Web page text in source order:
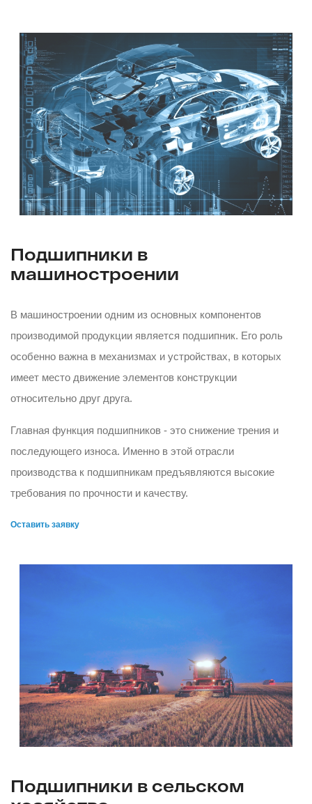
Подшипники в
машиностроении
В машиностроении одним из основных компонентов
производимой продукции является подшипник. Его роль
особенно важна в механизмах и устройствах, в которых
имеет место движение элементов конструкции
относительно друг друга.
Главная функция подшипников - это снижение трения и
последующего износа. Именно в этой отрасли
производства к подшипникам предъявляются высокие
требования по прочности и качеству.
Оставить заявку
Подшипники в сельском